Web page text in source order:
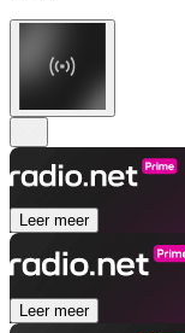
Leer meer
Leer meer